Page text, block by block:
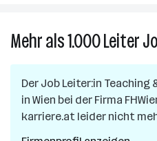
Mehr als 1.000Leiter
Der Job Leiter:in Teaching
in Wien bei der Firma
karriere.at leider nicht